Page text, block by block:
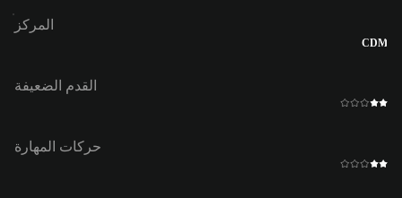
المركز
CDM
القدم الضعيفة
حركات المهارة